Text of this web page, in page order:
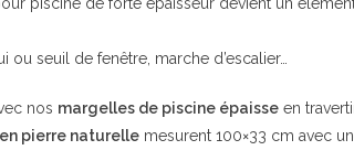
seuil de fenêtre, marche d’escalier…
nos margelles de piscine épaisse en
pierre naturelle mesurent 100×33 cm avec